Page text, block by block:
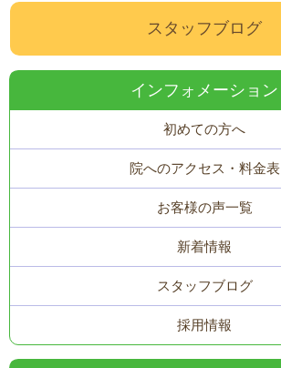
スタッフブログ
インフォメーション
初めての方へ
院へのアクセス・料金表
お客様の声一覧
新着情報
スタッフブログ
採用情報